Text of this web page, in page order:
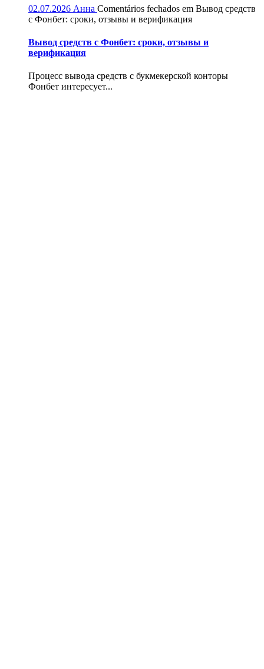
02.07.2026 Анна Comentários fechados em Вывод средств
с Фонбет: сроки, отзывы и верификация
Вывод средств с Фонбет: сроки, отзывы и
верификация
Процесс вывода средств с букмекерской конторы
Фонбет интересует...